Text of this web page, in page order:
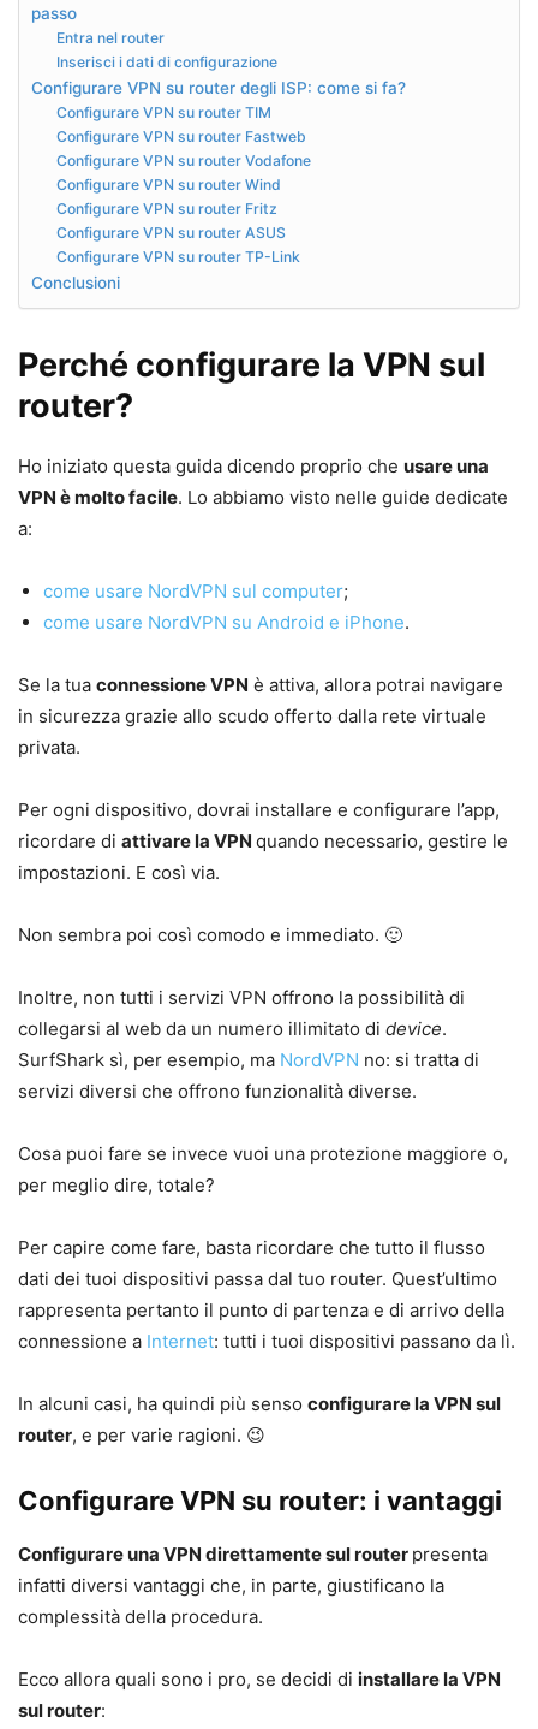
passo
Entra nel router
Inserisci i dati di configurazione
Configurare VPN su router degli ISP: come si fa?
Configurare VPN su router TIM
Configurare VPN su router Fastweb
Configurare VPN su router Vodafone
Configurare VPN su router Wind
Configurare VPN su router Fritz
Configurare VPN su router ASUS
Configurare VPN su router TP-Link
Conclusioni
Perché configurare la VPN sul
router?
Ho iniziato questa guida dicendo proprio che usare una
VPN è molto facile. Lo abbiamo visto nelle guide dedicate
a:
come usare NordVPN sul computer;
come usare NordVPN su Android e iPhone.
Se la tua connessione VPN è attiva, allora potrai navigare
in sicurezza grazie allo scudo offerto dalla rete virtuale
privata.
Per ogni dispositivo, dovrai installare e configurare l’app,
ricordare di attivare la VPN quando necessario, gestire le
impostazioni. E così via.
Non sembra poi così comodo e immediato. 🙂
Inoltre, non tutti i servizi VPN offrono la possibilità di
collegarsi al web da un numero illimitato di device.
SurfShark sì, per esempio, ma NordVPN no: si tratta di
servizi diversi che offrono funzionalità diverse.
Cosa puoi fare se invece vuoi una protezione maggiore o,
per meglio dire, totale?
Per capire come fare, basta ricordare che tutto il flusso
dati dei tuoi dispositivi passa dal tuo router. Quest’ultimo
rappresenta pertanto il punto di partenza e di arrivo della
connessione a Internet: tutti i tuoi dispositivi passano da lì.
In alcuni casi, ha quindi più senso configurare la VPN sul
router, e per varie ragioni. 😉
Configurare VPN su router: i vantaggi
Configurare una VPN direttamente sul router presenta
infatti diversi vantaggi che, in parte, giustificano la
complessità della procedura.
Ecco allora quali sono i pro, se decidi di installare la VPN
sul router: